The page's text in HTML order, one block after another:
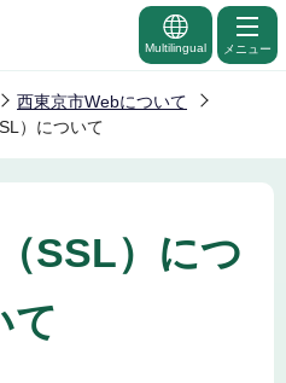
Multilingual メニュー
西東京市Webについて
）について
SSL）につ
て